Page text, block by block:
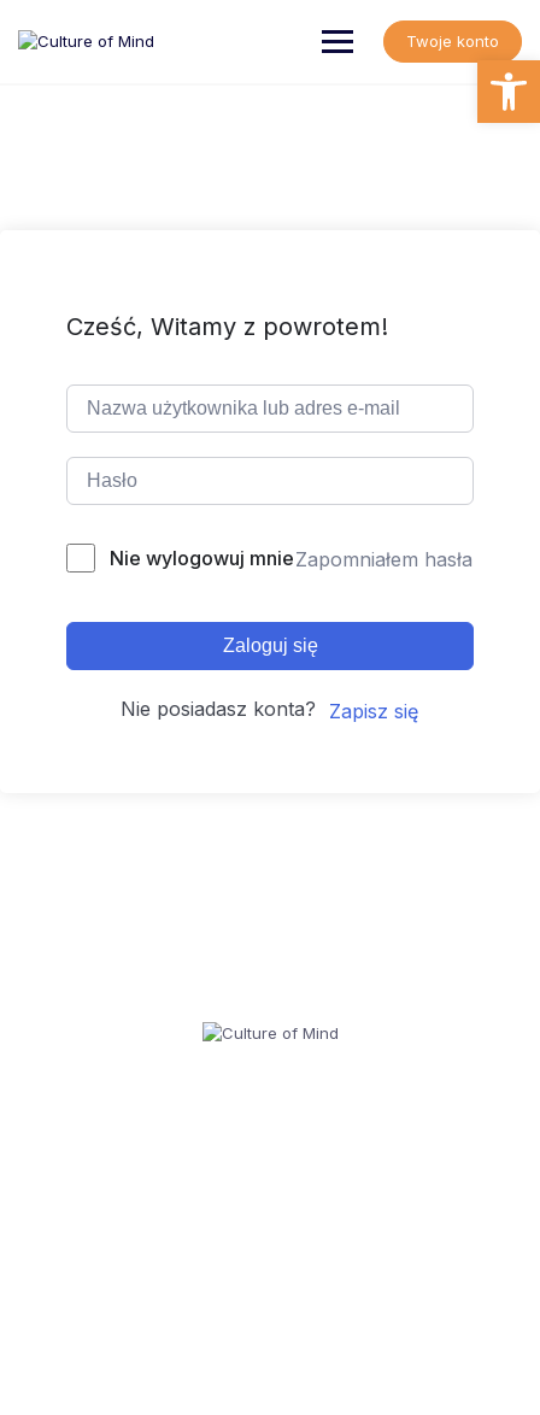
content
Twoje konto
Cześć, Witamy z powrotem!
Nie wylogowuj mnieZapomniałem hasła
Zaloguj się
Nie posiadasz konta? Zapisz się